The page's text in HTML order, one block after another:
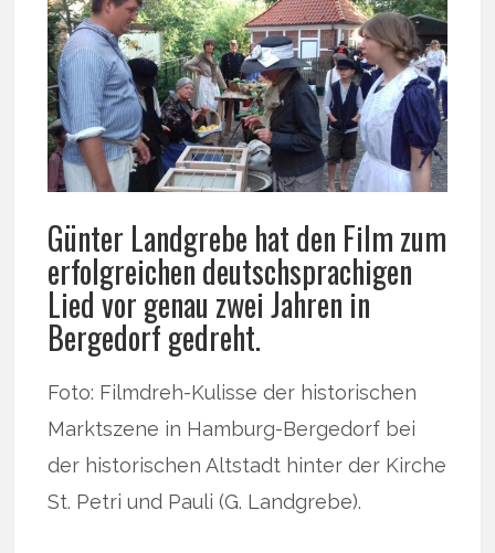
Günter Landgrebe hat den Film zum
erfolgreichen deutschsprachigen
Lied vor genau zwei Jahren in
Bergedorf gedreht.
Foto: Filmdreh-Kulisse der historischen
Marktszene in Hamburg-Bergedorf bei
der historischen Altstadt hinter der Kirche
St. Petri und Pauli (G. Landgrebe).